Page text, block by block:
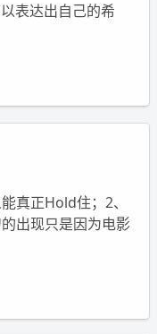
表达出自己的希
真正Hold住；2、
出现只是因为电影